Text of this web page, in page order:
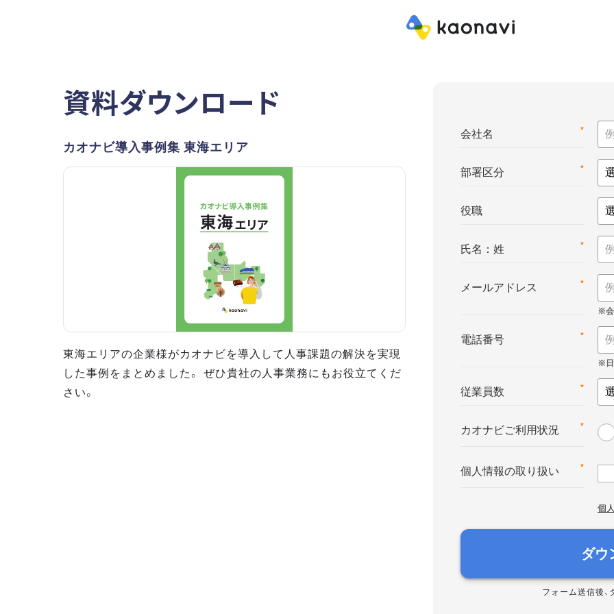
資料ダウンロード
カオナビ導入事例集 東海エリア
東海エリアの企業様がカオナビを導入して人事課題の解決を実現
した事例をまとめました。 ぜひ貴社の人事業務にもお役立てくだ
さい。
*
会社名
*
部署区分
役職
*
氏名：姓
*
メールアドレス
*
電話番号
*
従業員数
*
カオナビご利用状況
*
個人情報の取り扱い
個
ダウ
フォーム送信後